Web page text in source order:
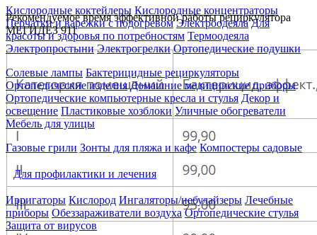
Кислородные коктейлеры Кислородные концентраторы
Перчатки и варежки с подогревом Электроодеяла Для
красоты и здоровья по потребностям Термоодеяла
Электропростыни Электрогрелки Ортопедические подушки
Солевые лампы Бактерицидные рециркуляторы
Ортопедические изделия Домашние медицинские приборы
Ортопедические компьютерные кресла и стулья Декор и
освещение Пластиковые хозблоки Уличные обогреватели
Мебель для улицы
Газовые грили Зонты для пляжа и кафе Компостеры садовые
Для профилактики и лечения
Ирригаторы Кислород Ингаляторы/небулайзеры Лечебные
приборы Обеззараживатели воздуха Ортопедические стулья
Защита от вирусов
Рекомендуемое время эффективной работы рециркулятора
МЕГИДЕЗ 911